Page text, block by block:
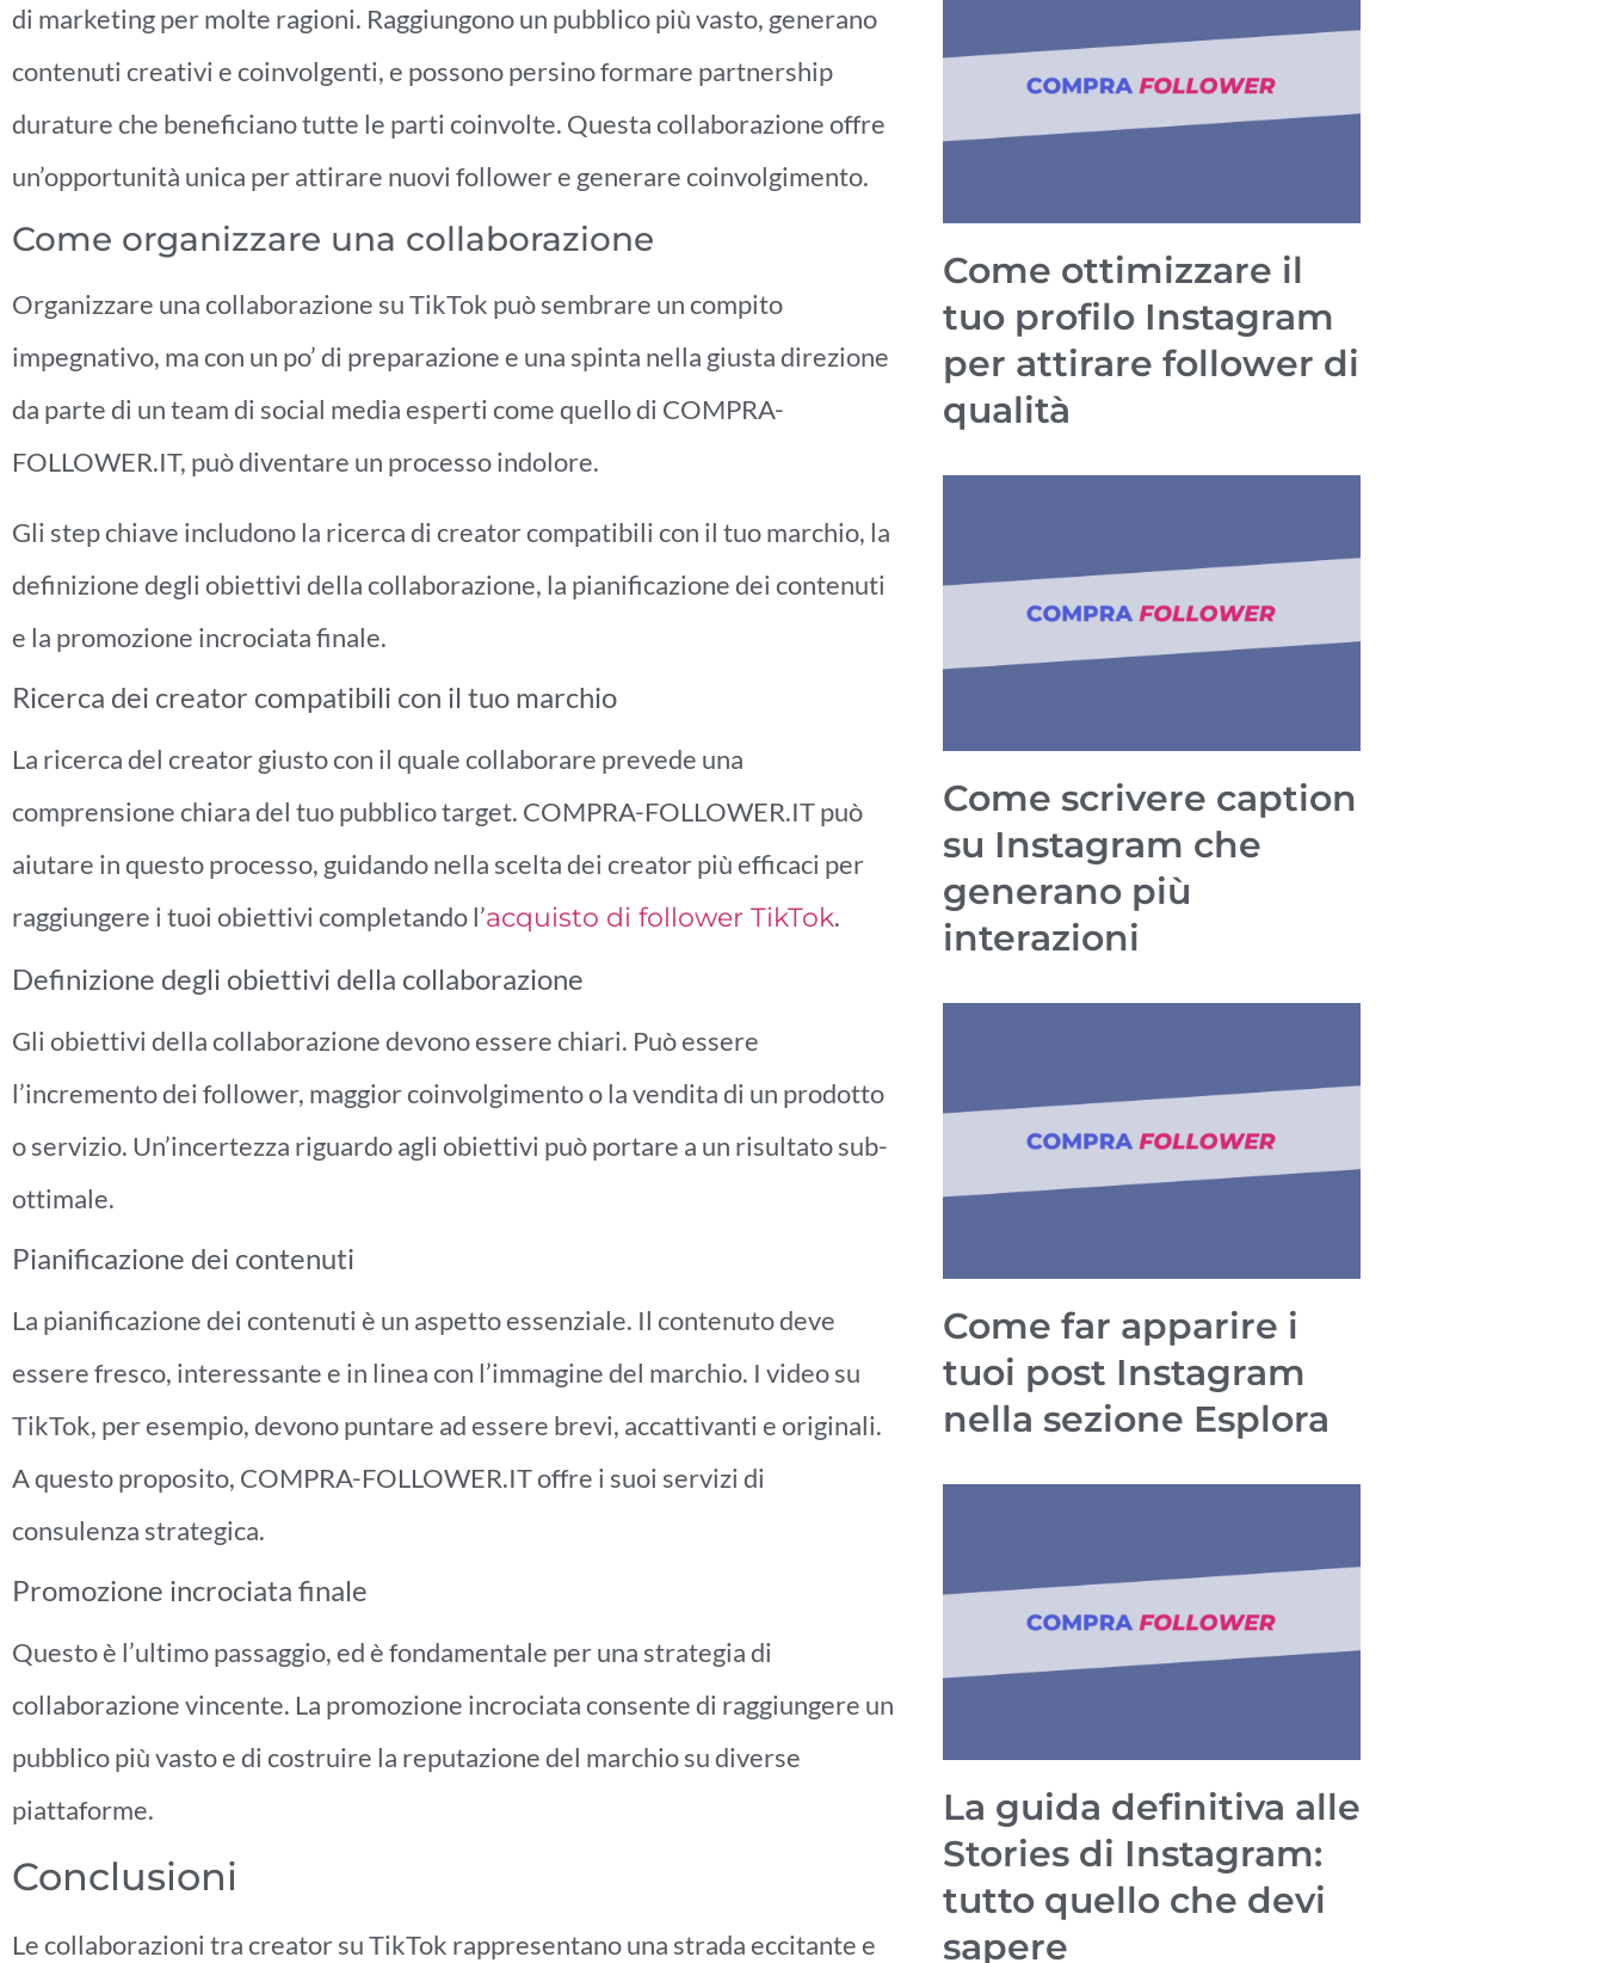
di marketing per molte ragioni. Raggiungono un pubblico più vasto, generano
contenuti creativi e coinvolgenti, e possono persino formare partnership
durature che beneficiano tutte le parti coinvolte. Questa collaborazione offre
un’opportunità unica per attirare nuovi follower e generare coinvolgimento.
Come organizzare una collaborazione
Organizzare una collaborazione su TikTok può sembrare un compito
impegnativo, ma con un po’ di preparazione e una spinta nella giusta direzione
da parte di un team di social media esperti come quello di COMPRA-
FOLLOWER.IT, può diventare un processo indolore.
Gli step chiave includono la ricerca di creator compatibili con il tuo marchio, la
definizione degli obiettivi della collaborazione, la pianificazione dei contenuti
e la promozione incrociata finale.
Ricerca dei creator compatibili con il tuo marchio
La ricerca del creator giusto con il quale collaborare prevede una
comprensione chiara del tuo pubblico target. COMPRA-FOLLOWER.IT può
aiutare in questo processo, guidando nella scelta dei creator più efficaci per
raggiungere i tuoi obiettivi completando l’acquisto di follower TikTok.
Definizione degli obiettivi della collaborazione
Gli obiettivi della collaborazione devono essere chiari. Può essere
l’incremento dei follower, maggior coinvolgimento o la vendita di un prodotto
o servizio. Un’incertezza riguardo agli obiettivi può portare a un risultato sub-
ottimale.
Pianificazione dei contenuti
La pianificazione dei contenuti è un aspetto essenziale. Il contenuto deve
essere fresco, interessante e in linea con l’immagine del marchio. I video su
TikTok, per esempio, devono puntare ad essere brevi, accattivanti e originali.
A questo proposito, COMPRA-FOLLOWER.IT offre i suoi servizi di
consulenza strategica.
Promozione incrociata finale
Questo è l’ultimo passaggio, ed è fondamentale per una strategia di
collaborazione vincente. La promozione incrociata consente di raggiungere un
pubblico più vasto e di costruire la reputazione del marchio su diverse
piattaforme.
Conclusioni
Le collaborazioni tra creator su TikTok rappresentano una strada eccitante e
Come ottimizzare il
tuo profilo Instagram
per attirare follower di
qualità
Come scrivere caption
su Instagram che
generano più
interazioni
Come far apparire i
tuoi post Instagram
nella sezione Esplora
La guida definitiva alle
Stories di Instagram:
tutto quello che devi
sapere